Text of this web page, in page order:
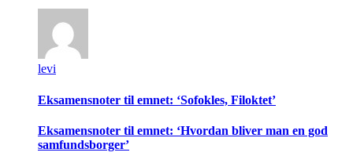
levi
Eksamensnoter til emnet: ‘Sofokles, Filoktet’
Eksamensnoter til emnet: ‘Hvordan bliver man en god
samfundsborger’